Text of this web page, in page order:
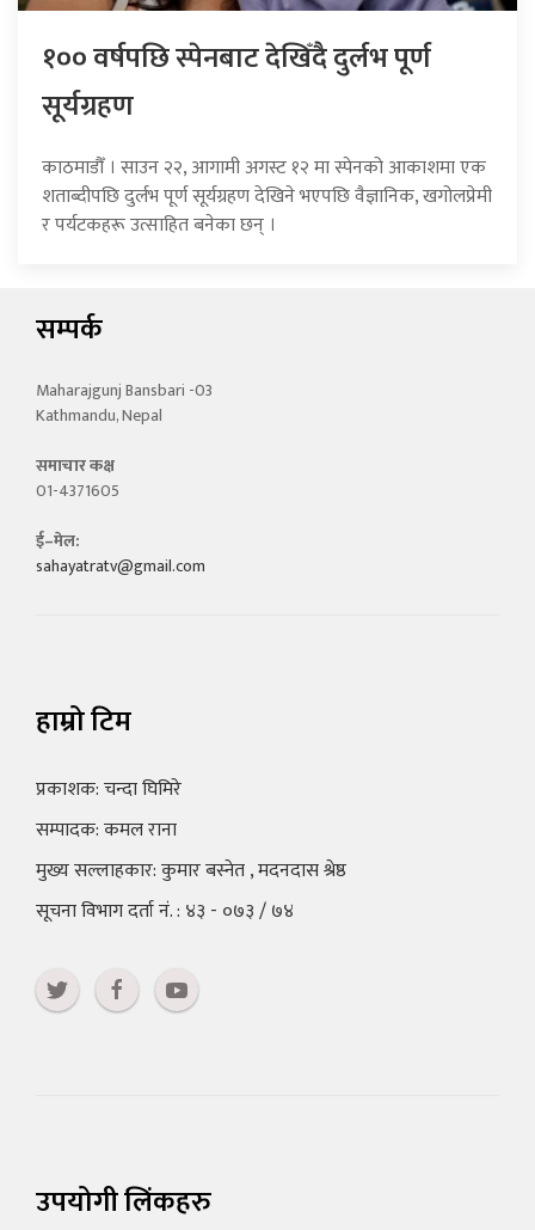
१०० वर्षपछि स्पेनबाट देखिँदै दुर्लभ पूर्ण
सूर्यग्रहण
काठमाडौँ । साउन २२, आगामी अगस्ट १२ मा स्पेनको आकाशमा एक
शताब्दीपछि दुर्लभ पूर्ण सूर्यग्रहण देखिने भएपछि वैज्ञानिक, खगोलप्रेमी
र पर्यटकहरू उत्साहित बनेका छन् ।
सम्पर्क
Maharajgunj Bansbari -03
Kathmandu, Nepal
समाचार कक्ष
01-4371605
ई–मेल:
sahayatratv@gmail.com
हाम्रो टिम
प्रकाशक: चन्दा घिमिरे
सम्पादक: कमल राना
मुख्य सल्लाहकार: कुमार बस्नेत , मदनदास श्रेष्ठ
सूचना विभाग दर्ता नं. : ४३ - ०७३ / ७४
उपयोगी लिंकहरु